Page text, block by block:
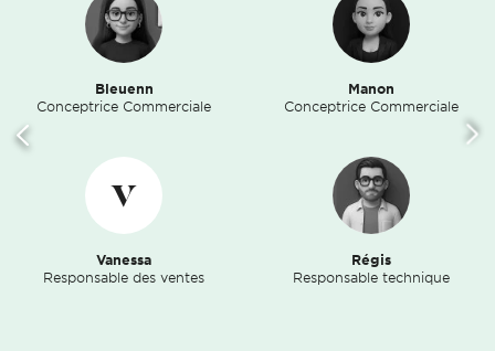
Bleuenn
Conceptrice Commerciale
V
Vanessa
Responsable des ventes
Manon
Conceptrice Commerciale
Régis
Responsable technique